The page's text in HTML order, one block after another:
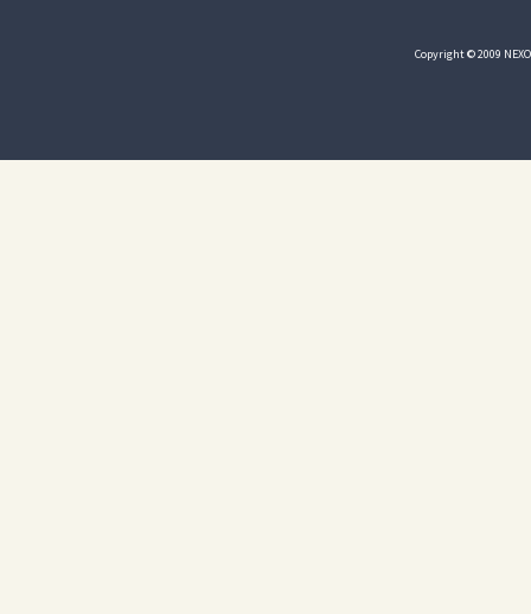
Copyright © 2009